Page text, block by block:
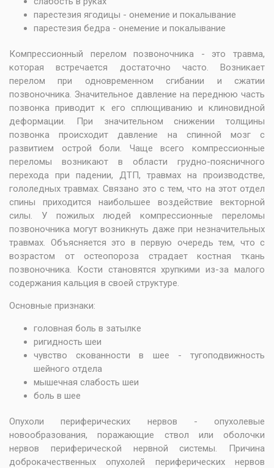
парестезия ягодицы - онемение и покалывание
парестезия бедра - онемение и покалывание
Компрессионный перелом позвоночника - это травма,
которая встречается достаточно часто. Возникает
перелом при одновременном сгибании и сжатии
позвоночника. Значительное давление на переднюю часть
позвонка приводит к его сплющиванию и клиновидной
деформации. При значительном снижении толщины
позвонка происходит давление на спинной мозг с
развитием острой боли. Чаще всего компрессионные
переломы возникают в области грудно-поясничного
перехода при падении, ДТП, травмах на производстве,
гололедных травмах. Связано это с тем, что на этот отдел
спины приходится наибольшее воздействие векторной
силы. У пожилых людей компрессионные переломы
позвоночника могут возникнуть даже при незначительных
травмах. Объясняется это в первую очередь тем, что с
возрастом от остеопороза страдает костная ткань
позвоночника. Кости становятся хрупкими из-за малого
содержания кальция в своей структуре.
Основные признаки:
головная боль в затылке
ригидность шеи
чувство скованности в шее - тугоподвижность
шейного отдела
мышечная слабость шеи
боль в шее
Опухоли периферических нервов - опухолевые
новообразования, поражающие ствол или оболочки
нервов периферической нервной системы. Причина
доброкачественных опухолей периферических нервов